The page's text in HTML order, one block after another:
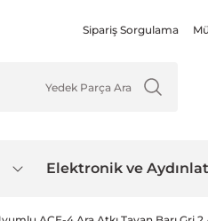
Sipariş Sorgulama
Elektronik ve